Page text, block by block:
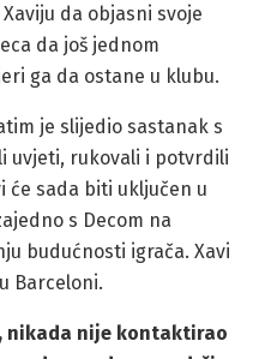
da objasni svoje
da još jednom
ga da ostane u klubu.
je slijedio sastanak s
uvjeti, rukovali i potvrdili
će sada biti uključen u
s Decom na
budućnosti igrača. Xavi
Barceloni.
nikada nije kontaktirao